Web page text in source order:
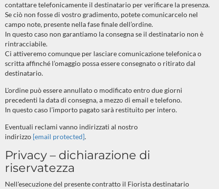
contattare telefonicamente il destinatario per verificare la presenza.
Se ciò non fosse di vostro gradimento, potete comunicarcelo nel
campo note, presente nella fase finale dell’ordine.
In questo caso non garantiamo la consegna se il destinatario non è
rintracciabile.
Ci attiveremo comunque per lasciare comunicazione telefonica o
scritta affinché l’omaggio possa essere consegnato o ritirato dal
destinatario.
L'ordine può essere annullato o modificato entro due giorni
precedenti la data di consegna, a mezzo di email e telefono.
In questo caso l’importo pagato sarà restituito per intero.
Eventuali reclami vanno indirizzati al nostro
indirizzo [email protected].
Privacy – dichiarazione di
riservatezza
Nell'esecuzione del presente contratto il Fiorista destinatario